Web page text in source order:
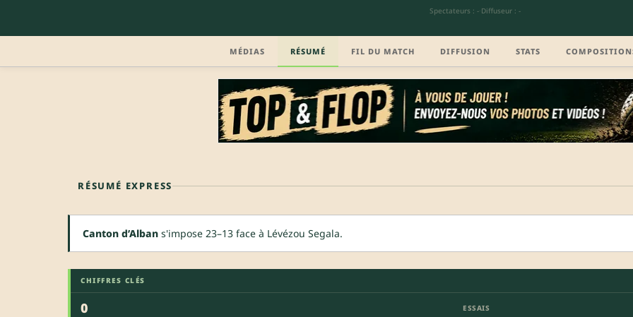
Spectateurs : -·Diffuseur : -
MÉDIAS RÉSUMÉ FIL DU MATCH DIFFUSION STATS
RÉSUMÉ EXPRESS
Canton d’Alban s'impose 23–13 face à Lévézou Segala.
CHIFFRES CLÉS
0 ESSAIS